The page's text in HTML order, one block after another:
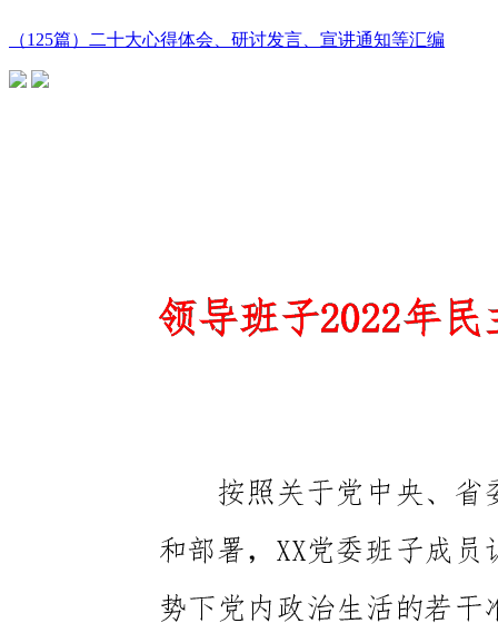
（125篇）二十大心得体会、研讨发言、宣讲通知等汇编